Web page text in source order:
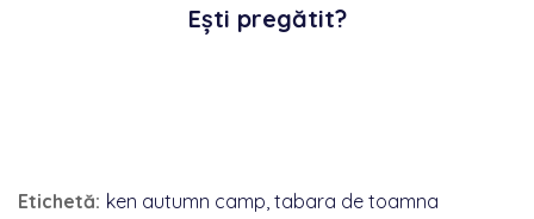
Ești pregătit?
Etichetă: ken autumn camp, tabara de toamna